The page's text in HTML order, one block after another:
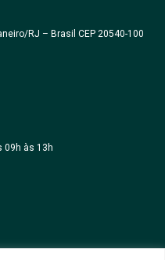
RJ – Brasil CEP 20540-100
09h às 13h